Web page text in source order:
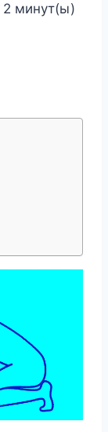
2 минут(ы)